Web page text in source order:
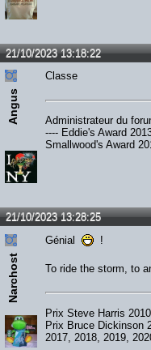
21/10/2023 13:18:22
Angus
Classe
Administrateur du
---- Eddie's Award
Smallwood's Award
21/10/2023 13:28:25
Narchost
Génial !
To ride the storm, to
Prix Steve Harris
Prix Bruce Dickinson
2017, 2018, 2019,